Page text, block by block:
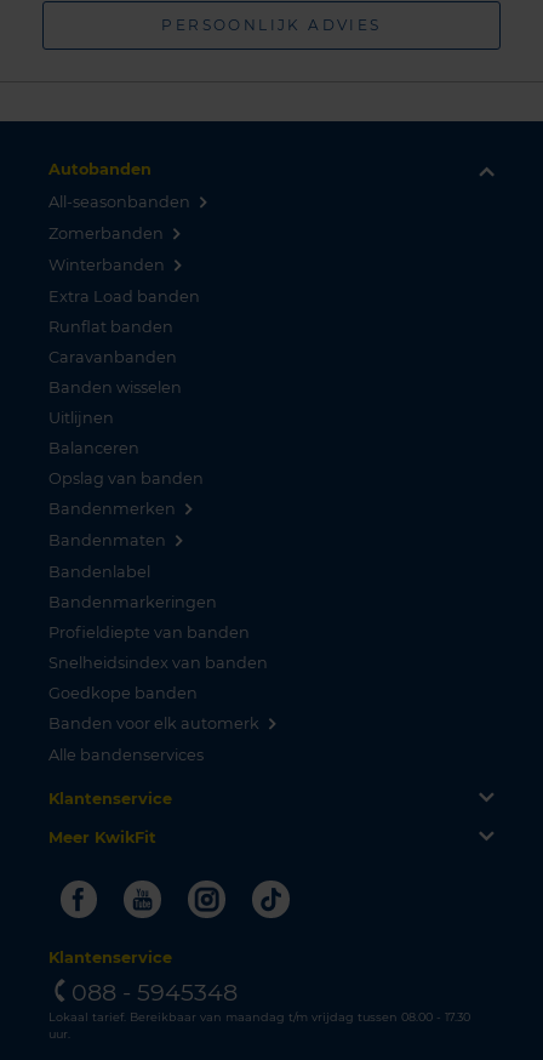
PERSOONLIJK ADVIES
Autobanden
All-seasonbanden
Zomerbanden
Winterbanden
Extra Load banden
Runflat banden
Caravanbanden
Banden wisselen
Uitlijnen
Balanceren
Opslag van banden
Bandenmerken
Bandenmaten
Bandenlabel
Bandenmarkeringen
Profieldiepte van banden
Snelheidsindex van banden
Goedkope banden
Banden voor elk automerk
Alle bandenservices
Klantenservice
Meer KwikFit
FacebookYoutubeInstagram
Tiktok
Klantenservice
088 - 5945348
Lokaal tarief. Bereikbaar van maandag t/m vrijdag tussen 08.00 - 17.30
uur.